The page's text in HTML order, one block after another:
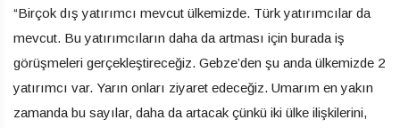
“Birçok dış yatırımcı mevcut ülkemizde. Türk yatırımcılar da
mevcut. Bu yatırımcıların daha da artması için burada iş
görüşmeleri gerçekleştireceğiz. Gebze’den şu anda ülkemizde 2
yatırımcı var. Yarın onları ziyaret edeceğiz. Umarım en yakın
zamanda bu sayılar, daha da artacak çünkü iki ülke ilişkilerini,